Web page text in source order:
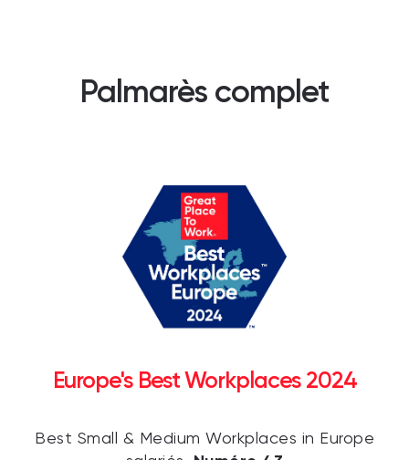
Palmarès complet
Europe's Best Workplaces 2024
Best Small & Medium Workplaces in Europe